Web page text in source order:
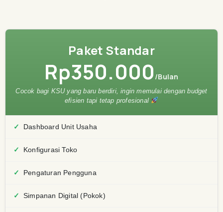
Paket Standar
Rp350.000 /Bulan
Cocok bagi KSU yang baru berdiri, ingin memulai dengan budget
efisien tapi tetap profesional
Dashboard Unit Usaha
Konfigurasi Toko
Pengaturan Pengguna
Simpanan Digital (Pokok)